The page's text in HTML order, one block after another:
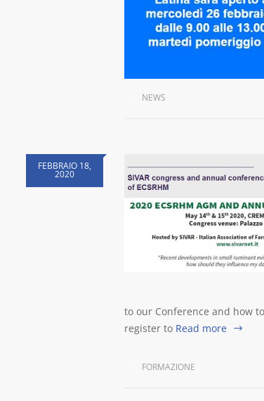
NEWS
FEBBRAIO 18,
2020
to our Conference and how
register to Read more
FORMAZIONE